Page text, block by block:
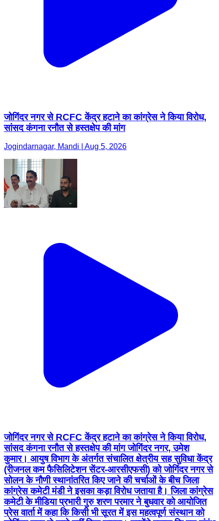
जोगिंदर नगर से RCFC केंद्र हटाने का कांग्रेस ने किया विरोध,
सांसद कंगना रनौत से हस्तक्षेप की मांग
Jogindarnagar, Mandi | Aug 5, 2026
जोगिंदर नगर से RCFC केंद्र हटाने का कांग्रेस ने किया विरोध,
सांसद कंगना रनौत से हस्तक्षेप की मांग जोगिंदर नगर, उमेश
कुमार। आयुष विभाग के अंतर्गत संचालित क्षेत्रीय सह सुविधा केंद्र
(रीजनल कम फैसिलिटेशन सेंटर-आरसीएफसी) को जोगिंदर नगर से
सोलन के नौणी स्थानांतरित किए जाने की चर्चाओं के बीच जिला
कांग्रेस कमेटी मंडी ने इसका कड़ा विरोध जताया है। जिला कांग्रेस
कमेटी के मीडिया प्रभारी गुरु शरण परमार ने बुधवार को आयोजित
प्रेस वार्ता में कहा कि किसी भी सूरत में इस महत्वपूर्ण संस्थान को